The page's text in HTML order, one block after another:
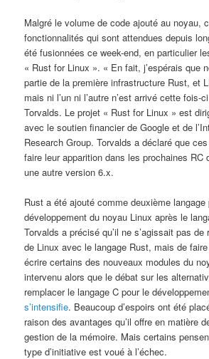
Malgré le volume de code ajouté au noyau,
fonctionnalités qui sont attendues depuis
été fusionnées ce week-end, en particulier
« Rust for Linux ». « En fait, j’espérais que
partie de la première infrastructure Rust, et
mais ni l’un ni l’autre n’est arrivé cette fois-
Torvalds. Le projet « Rust for Linux » est
avec le soutien financier de Google et de
Research Group. Torvalds a déclaré que
faire leur apparition dans les prochaines RC
une autre version 6.x.
Rust a été ajouté comme deuxième langage
développement du noyau Linux après le
Torvalds a précisé qu’il ne s’agissait pas
de Linux avec le langage Rust, mais de
écrire certains des nouveaux modules du
intervenu alors que le débat sur les
remplacer le langage C pour le
s’intensifie. Beaucoup d’espoirs ont été
raison des avantages qu’il offre en matière
gestion de la mémoire. Mais certains
type d’initiative est voué à l’échec.